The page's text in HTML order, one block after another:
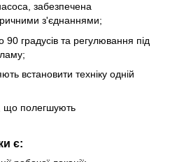
забезпечена
з'єднаннями;
90 градусів та регулювання під
встановити техніку одній
що полегшують
є: